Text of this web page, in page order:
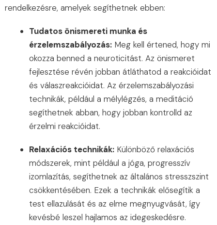
rendelkezésre, amelyek segíthetnek ebben:
Tudatos önismereti munka és
érzelemszabályozás: Meg kell értened, hogy mi
okozza benned a neuroticitást. Az önismeret
fejlesztése révén jobban átláthatod a reakcióidat
és válaszreakcióidat. Az érzelemszabályozási
technikák, például a mélylégzés, a meditáció
segíthetnek abban, hogy jobban kontrolld az
érzelmi reakcióidat.
Relaxációs technikák: Különböző relaxációs
módszerek, mint például a jóga, progresszív
izomlazítás, segíthetnek az általános stresszszint
csökkentésében. Ezek a technikák elősegítik a
test ellazulását és az elme megnyugvását, így
kevésbé leszel hajlamos az idegeskedésre.